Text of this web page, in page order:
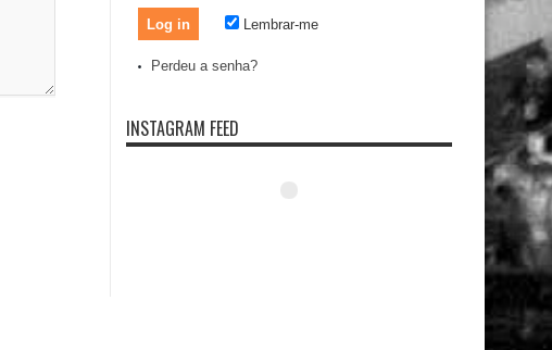
Lembrar-me
Perdeu a senha?
INSTAGRAM FEED